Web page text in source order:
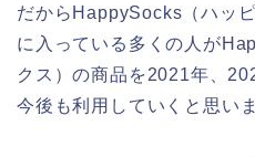
だからHappySocks（ハッ
に入っている多くの人が
クス）の商品を2021年、
今後も利用していくと思い